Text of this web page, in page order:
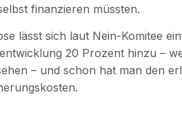
finanzieren müssten.
lässt sich laut Nein-Komitee
20 Prozent hinzu –
– und schon hat man den